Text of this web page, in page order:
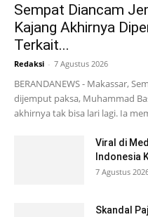
Sempat Diancam
Kajang Akhirnya
Terkait...
Redaksi - 7 Agustus 2026
BERANDANEWS - Makassar,
dijemput paksa, Muhammad
akhirnya tak bisa lari lagi. Ia
Viral di
Indonesia
7 Agustus
Skandal